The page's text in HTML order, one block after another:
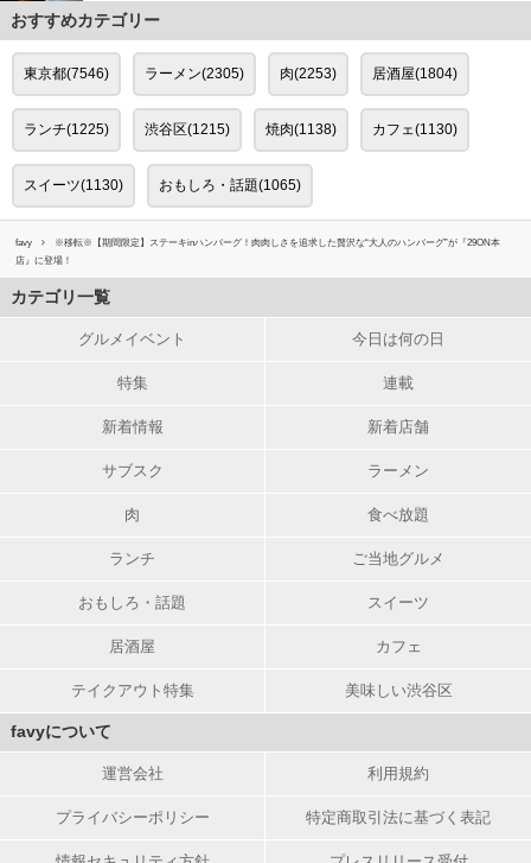
おすすめカテゴリー
東京都(7546) ラーメン(2305) 肉(2253) 居酒屋(1804)
ランチ(1225) 渋谷区(1215) 焼肉(1138) カフェ(1130)
スイーツ(1130) おもしろ・話題(1065)
favy
※移転※【期間限定】ステーキinハンバーグ！肉肉しさを追求した贅沢な“大人のハンバーグ”が『29ON本
店』に登場！
カテゴリ一覧
グルメイベント 今日は何の日
特集 連載
新着情報 新着店舗
サブスク ラーメン
肉 食べ放題
ランチ ご当地グルメ
おもしろ・話題 スイーツ
居酒屋 カフェ
テイクアウト特集 美味しい渋谷区
favyについて
運営会社 利用規約
プライバシーポリシー 特定商取引法に基づく表記